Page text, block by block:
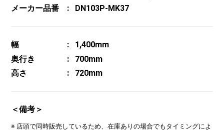
メーカー品番
DN103P-MK37
幅
1,400mm
奥行き
700mm
高さ
720mm
＜備考＞
※ 店頭で同時販売しているため、在庫ありの場合でもタイミングによ